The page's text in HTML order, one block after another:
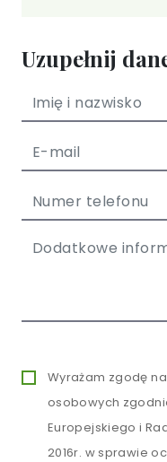
Uzupełnij
Wyrażam zgodę
osobowych
Europejskiego i
2016r. w sprawie